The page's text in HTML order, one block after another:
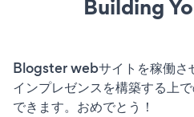
Building
Blogster webサイトを稼働さ
インプレゼンスを構築する上
できます。おめでとう！